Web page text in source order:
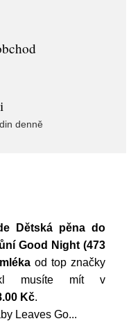
denně
Dětská pěna do
Good Night (473
od top značky
musíte mít v
Kč.
Leaves Go...